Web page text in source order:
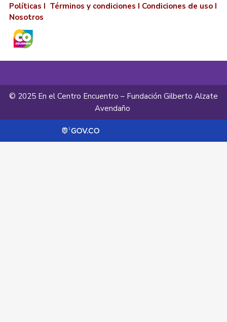
Políticas I Términos y condiciones I Condiciones de uso I
Nosotros
© 2025 En el Centro Encuentro – Fundación Gilberto Alzate
Avendaño